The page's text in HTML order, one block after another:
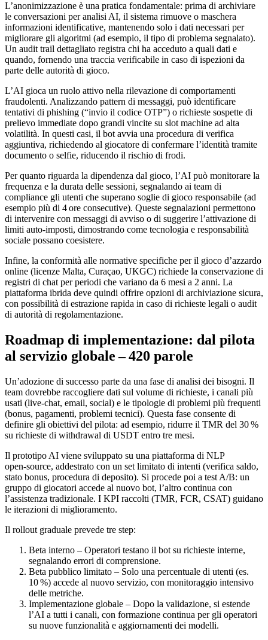
L’anonimizzazione è una pratica fondamentale: prima di archiviare
le conversazioni per analisi AI, il sistema rimuove o maschera
informazioni identificative, mantenendo solo i dati necessari per
migliorare gli algoritmi (ad esempio, il tipo di problema segnalato).
Un audit trail dettagliato registra chi ha acceduto a quali dati e
quando, fornendo una traccia verificabile in caso di ispezioni da
parte delle autorità di gioco.
L’AI gioca un ruolo attivo nella rilevazione di comportamenti
fraudolenti. Analizzando pattern di messaggi, può identificare
tentativi di phishing (“invio il codice OTP”) o richieste sospette di
prelievo immediate dopo grandi vincite su slot machine ad alta
volatilità. In questi casi, il bot avvia una procedura di verifica
aggiuntiva, richiedendo al giocatore di confermare l’identità tramite
documento o selfie, riducendo il rischio di frodi.
Per quanto riguarda la dipendenza dal gioco, l’AI può monitorare la
frequenza e la durata delle sessioni, segnalando ai team di
compliance gli utenti che superano soglie di gioco responsabile (ad
esempio più di 4 ore consecutive). Queste segnalazioni permettono
di intervenire con messaggi di avviso o di suggerire l’attivazione di
limiti auto‑imposti, dimostrando come tecnologia e responsabilità
sociale possano coesistere.
Infine, la conformità alle normative specifiche per il gioco d’azzardo
online (licenze Malta, Curaçao, UKGC) richiede la conservazione di
registri di chat per periodi che variano da 6 mesi a 2 anni. La
piattaforma ibrida deve quindi offrire opzioni di archiviazione sicura,
con possibilità di estrazione rapida in caso di richieste legali o audit
di autorità di regolamentazione.
Roadmap di implementazione: dal pilota
al servizio globale – 420 parole
Un’adozione di successo parte da una fase di analisi dei bisogni. Il
team dovrebbe raccogliere dati sul volume di richieste, i canali più
usati (live‑chat, email, social) e le tipologie di problemi più frequenti
(bonus, pagamenti, problemi tecnici). Questa fase consente di
definire gli obiettivi del pilota: ad esempio, ridurre il TMR del 30 %
su richieste di withdrawal di USDT entro tre mesi.
Il prototipo AI viene sviluppato su una piattaforma di NLP
open‑source, addestrato con un set limitato di intenti (verifica saldo,
stato bonus, procedura di deposito). Si procede poi a test A/B: un
gruppo di giocatori accede al nuovo bot, l’altro continua con
l’assistenza tradizionale. I KPI raccolti (TMR, FCR, CSAT) guidano
le iterazioni di miglioramento.
Il rollout graduale prevede tre step:
Beta interno – Operatori testano il bot su richieste interne,
segnalando errori di comprensione.
Beta pubblico limitato – Solo una percentuale di utenti (es.
10 %) accede al nuovo servizio, con monitoraggio intensivo
delle metriche.
Implementazione globale – Dopo la validazione, si estende
l’AI a tutti i canali, con formazione continua per gli operatori
su nuove funzionalità e aggiornamenti dei modelli.